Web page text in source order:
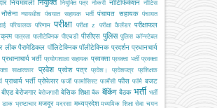
नियमावली नियुक्ति नियुक्ति पत्र नोकरी नोटिफिकेशन नोटिस
नौसेना न्यायधीश पंचयात सहायक भर्ती पंचायत सहायक पंचायत
परिचालक परिणाम परीक्षा परीक्षा z परीक्षा कैलेंडर परीक्षाफल
पात्रता पालीटेक्निक पीएचडी पीसीएस पुलिस पुलिस कॉन्स्टेबल
लीक पैरामेडिकल पॉलिटेक्निक पॉलीटेक्निक प्रदर्शन प्रधानचार्य
प्रधानाचार्य भर्ती प्रयोगशाला सहायक प्रवक्ता प्रवक्ता भर्ती प्रवक्ता
साक्षात्कार प्रवेश प्रवेश पत्र प्रवेश। प्रवेशपत्र प्रशिक्षक
प्राचार्य भर्ती प्रोफेसर फर्जी फार्मासिस्ट फार्मेसी फीस फॉर्म बजट
बीएड बेरोजगार बेरोजगारी बेसिक शिक्षा बैंक बैंकिंग बैठक भर्ती भर्ती
डाक भ्रष्टाचार मजदूर मदरसा मध्यप्रदेश मध्यमिक शिक्षा सेवा चयन